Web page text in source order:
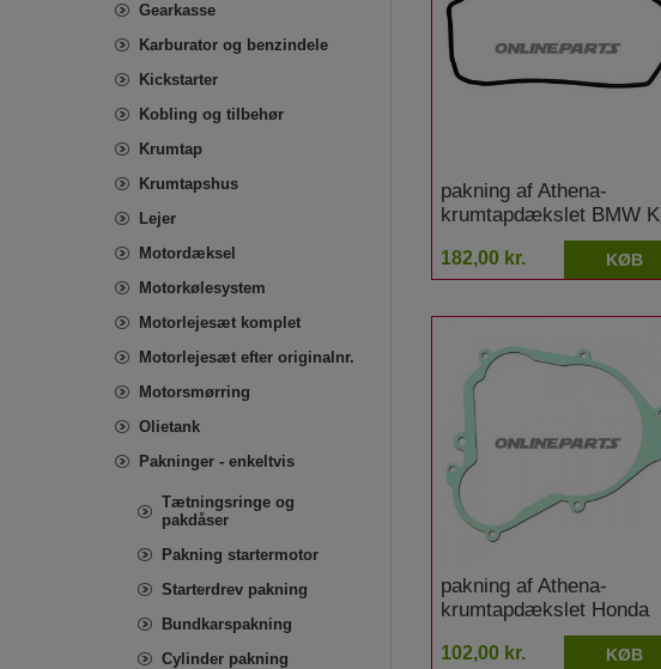
pakning af Athena-
krumtapdækslet BMW K
1200 RS 5,0 Zoll Felge
ABS
182,00 kr. KØB
pakning af Athena-
krumtapdækslet Honda
102,00 kr. KØB
Gearkasse
Karburator og benzindele
Kickstarter
Kobling og tilbehør
Krumtap
Krumtapshus
Lejer
Motordæksel
Motorkølesystem
Motorlejesæt komplet
Motorlejesæt efter originalnr.
Motorsmørring
Olietank
Pakninger - enkeltvis
Tætningsringe og
pakdåser
Pakning startermotor
Starterdrev pakning
Bundkarspakning
Cylinder pakning